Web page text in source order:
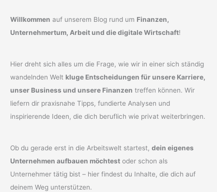
Willkommen auf unserem Blog rund um Finanzen,
Unternehmertum, Arbeit und die digitale Wirtschaft!
Hier dreht sich alles um die Frage, wie wir in einer sich ständig
wandelnden Welt kluge Entscheidungen für unsere Karriere,
unser Business und unsere Finanzen treffen können. Wir
liefern dir praxisnahe Tipps, fundierte Analysen und
inspirierende Ideen, die dich beruflich wie privat weiterbringen.
Ob du gerade erst in die Arbeitswelt startest,dein eigenes
Unternehmen aufbauen möchtest oder schon als
Unternehmer tätig bist – hier findest du Inhalte, die dich auf
deinem Weg unterstützen.